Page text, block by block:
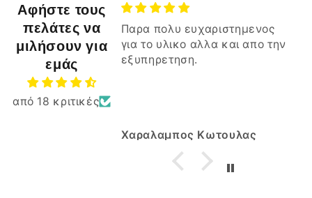
Αφήστε τους
πελάτες να
μιλήσουν για
εμάς
από 18 κριτικές
Παρα πολυ ευχαριστημενος
για το υλικο αλλα και απο την
εξυπηρετηση.
Χαραλαμπος Κωτουλας